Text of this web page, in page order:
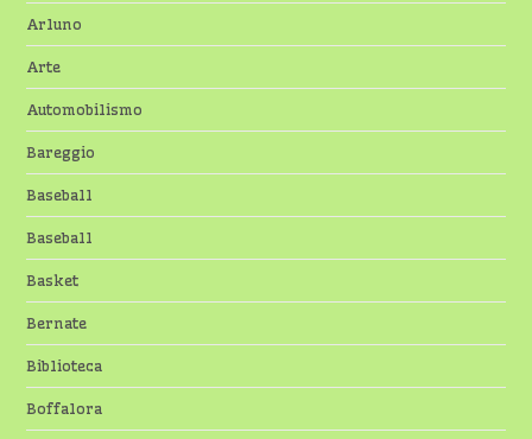
Arluno
Arte
Automobilismo
Bareggio
Baseball
Baseball
Basket
Bernate
Biblioteca
Boffalora